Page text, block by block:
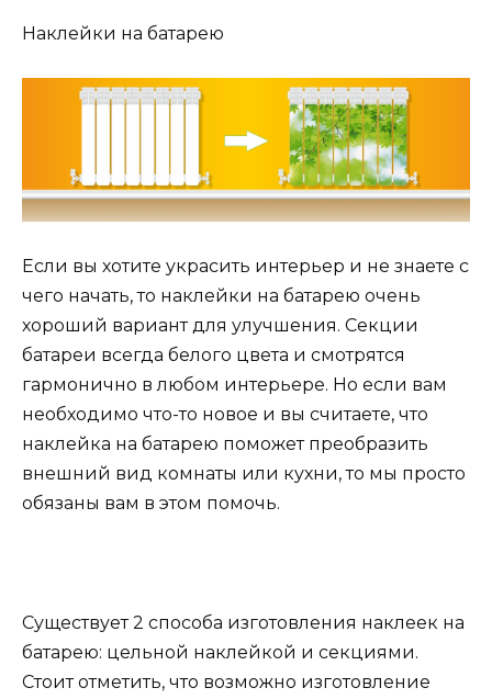
Наклейки на батарею
Если вы хотите украсить интерьер и не знаете с
чего начать, то наклейки на батарею очень
хороший вариант для улучшения. Секции
батареи всегда белого цвета и смотрятся
гармонично в любом интерьере. Но если вам
необходимо что-то новое и вы считаете, что
наклейка на батарею поможет преобразить
внешний вид комнаты или кухни, то мы просто
обязаны вам в этом помочь.
Существует 2 способа изготовления наклеек на
батарею: цельной наклейкой и секциями.
Стоит отметить, что возможно изготовление